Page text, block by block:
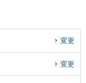
変更
変更